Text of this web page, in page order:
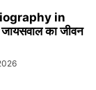
in
का जीवन